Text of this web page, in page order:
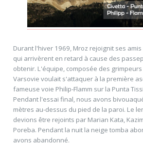
Durant l'hiver 1969, Mroz rejoignit ses
qui arrivèrent en retard à cause des
obtenir. L'équipe, composée des
Varsovie voulait s'attaquer à la première
fameuse voie Philip-Flamm sur la Punta
Pendant l'essai final, nous avons
mètres au-dessus du pied de la paroi. Le
devions être rejoints par Marian Kata,
Poreba. Pendant la nuit la neige tomba
avons abandonné.